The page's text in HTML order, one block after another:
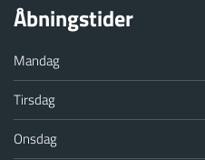
Åbningstider
Mandag
Tirsdag
Onsdag